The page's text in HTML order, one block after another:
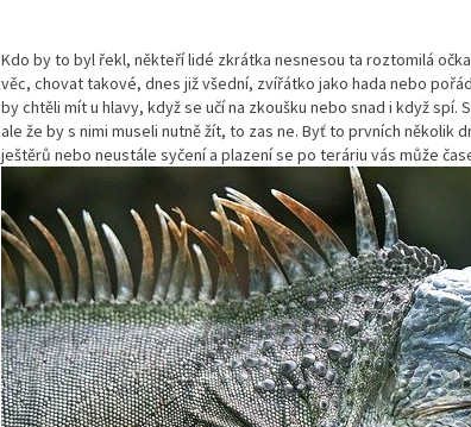
Kdo by to byl řekl, někteří lidé zkrátka nesnesou ta roztomilá
věc, chovat takové, dnes již všední, zvířátko jako hada nebo
by chtěli mít u hlavy, když se učí na zkoušku nebo snad i když
ale že by s nimi museli nutně žít, to zas ne. Byť to prvních několik
ještěrů nebo neustále syčení a plazení se po teráriu vás může